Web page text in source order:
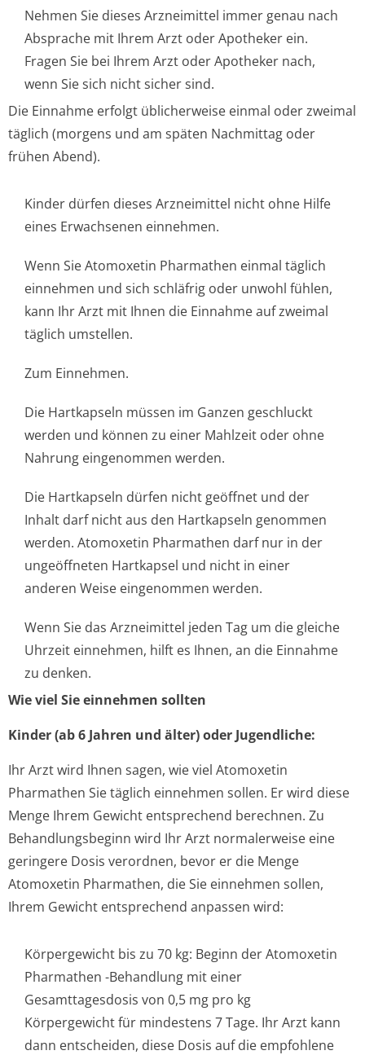
Nehmen Sie dieses Arzneimittel immer genau nach
Absprache mit Ihrem Arzt oder Apotheker ein.
Fragen Sie bei Ihrem Arzt oder Apotheker nach,
wenn Sie sich nicht sicher sind.
Die Einnahme erfolgt üblicherweise einmal oder zweimal
täglich (morgens und am späten Nachmittag oder
frühen Abend).
Kinder dürfen dieses Arzneimittel nicht ohne Hilfe
eines Erwachsenen einnehmen.
Wenn Sie Atomoxetin Pharmathen einmal täglich
einnehmen und sich schläfrig oder unwohl fühlen,
kann Ihr Arzt mit Ihnen die Einnahme auf zweimal
täglich umstellen.
Zum Einnehmen.
Die Hartkapseln müssen im Ganzen geschluckt
werden und können zu einer Mahlzeit oder ohne
Nahrung eingenommen werden.
Die Hartkapseln dürfen nicht geöffnet und der
Inhalt darf nicht aus den Hartkapseln genommen
werden. Atomoxetin Pharmathen darf nur in der
ungeöffneten Hartkapsel und nicht in einer
anderen Weise eingenommen werden.
Wenn Sie das Arzneimittel jeden Tag um die gleiche
Uhrzeit einnehmen, hilft es Ihnen, an die Einnahme
zu denken.
Wie viel Sie einnehmen sollten
Kinder (ab 6 Jahren und älter) oder Jugendliche:
Ihr Arzt wird Ihnen sagen, wie viel Atomoxetin
Pharmathen Sie täglich einnehmen sollen. Er wird diese
Menge Ihrem Gewicht entsprechend berechnen. Zu
Behandlungsbeginn wird Ihr Arzt normalerweise eine
geringere Dosis verordnen, bevor er die Menge
Atomoxetin Pharmathen, die Sie einnehmen sollen,
Ihrem Gewicht entsprechend anpassen wird:
Körpergewicht bis zu 70 kg: Beginn der Atomoxetin
Pharmathen -Behandlung mit einer
Gesamttagesdosis von 0,5 mg pro kg
Körpergewicht für mindestens 7 Tage. Ihr Arzt kann
dann entscheiden, diese Dosis auf die empfohlene